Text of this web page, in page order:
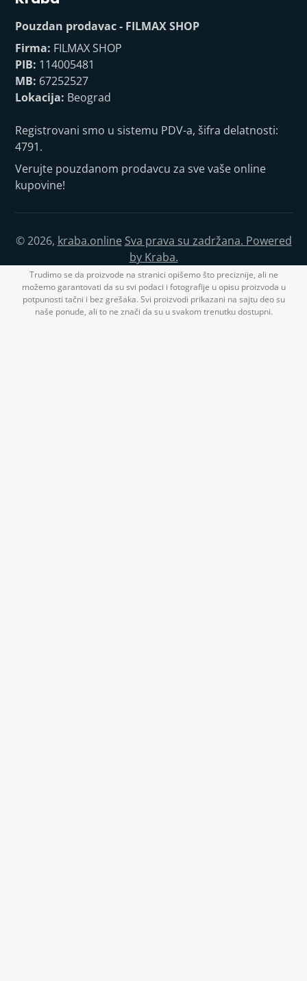
Pouzdan prodavac - FILMAX SHOP
Firma: FILMAX SHOP
PIB: 114005481
MB: 67252527
Lokacija: Beograd
Registrovani smo u sistemu PDV-a, šifra delatnosti:
4791.
Verujte pouzdanom prodavcu za sve vaše online
kupovine!
© 2026, kraba.online Sva prava su zadržana. Powered
by Kraba.
Trudimo se da proizvode na stranici opišemo što preciznije, ali ne
možemo garantovati da su svi podaci i fotografije u opisu proizvoda u
potpunosti tačni i bez grešaka. Svi proizvodi prikazani na sajtu deo su
naše ponude, ali to ne znači da su u svakom trenutku dostupni.